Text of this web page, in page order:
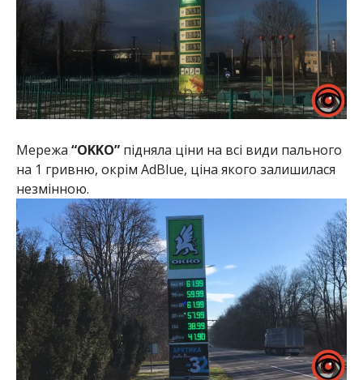
Мережа “OKKO” підняла ціни на всі види пального
на 1 гривню, окрім AdBlue, ціна якого залишилася
незмінною.